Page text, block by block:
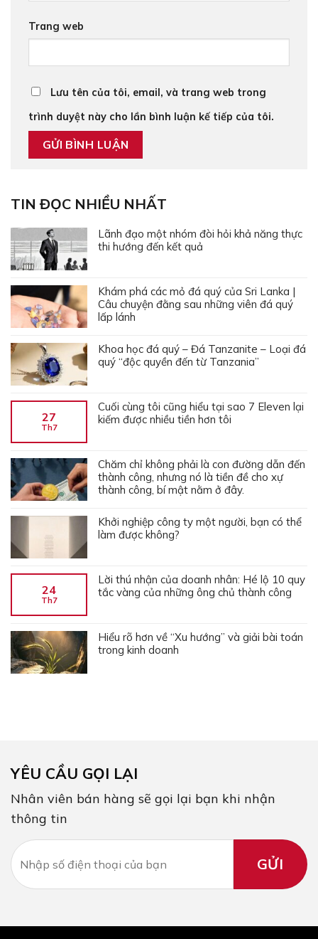
Trang web
Lưu tên của tôi, email, và trang web trong
trình duyệt này cho lần bình luận kế tiếp của tôi.
TIN ĐỌC NHIỀU NHẤT
Lãnh đạo một nhóm đòi hỏi khả năng thực
thi hướng đến kết quả
Khám phá các mỏ đá quý của Sri Lanka |
Câu chuyện đằng sau những viên đá quý
lấp lánh
Khoa học đá quý – Đá Tanzanite – Loại đá
quý “độc quyền đến từ Tanzania”
27
Th7
Cuối cùng tôi cũng hiểu tại sao 7 Eleven lại
kiếm được nhiều tiền hơn tôi
Chăm chỉ không phải là con đường dẫn đến
thành công, nhưng nó là tiền đề cho xự
thành công, bí mật nằm ở đây.
Khởi nghiệp công ty một người, bạn có thể
làm được không?
24
Th7
Lời thú nhận của doanh nhân: Hé lộ 10 quy
tắc vàng của những ông chủ thành công
Hiểu rõ hơn về “Xu hướng” và giải bài toán
trong kinh doanh
YÊU CẦU GỌI LẠI
Nhân viên bán hàng sẽ gọi lại bạn khi nhận
thông tin